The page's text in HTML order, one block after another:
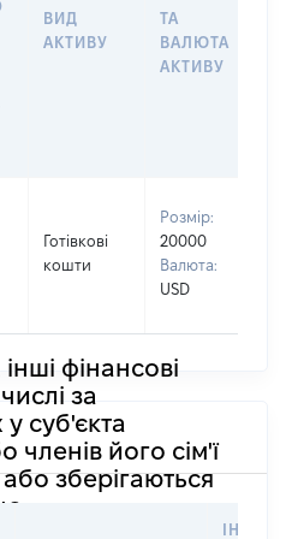
ВИД
АКТИВУ
ТА
ВАЛЮТА
АКТИВУ
Готівкові
кошти
Розмір:
20000
Валюта:
USD
інші фінансові
за
суб'єкта
членів його сім'ї
зберігаються